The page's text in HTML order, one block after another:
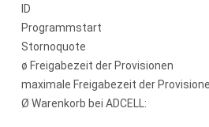
ID
Programmstart
Stornoquote
ø Freigabezeit der Provisionen
maximale Freigabezeit der
Ø Warenkorb bei ADCELL: